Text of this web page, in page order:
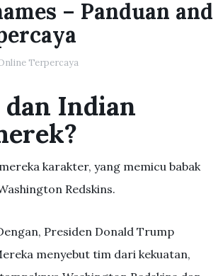
– Panduan and
Terpercaya
Indian
karakter, yang memicu babak
Redskins.
Presiden Donald Trump
menyebut tim dari kekuatan,